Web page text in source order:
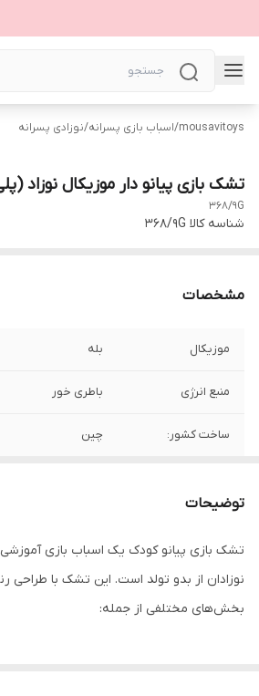
mousavitoys
/اسباب بازی پسرانه/نوزادی پسرانه
تشک بازی پیانو دار موزیکال نوزاد
368/9G
شناسه کالا 368/9G
مشخصات
موزیکال بله
منبع انرژی باطری خور
ساخت کشور: چین
توضیحات
تشک بازی پیانو کودک یک اسباب بازی
نوزادان از بدو تولد است. این تشک با طراحی
بخش‌های مختلفی از جمله: